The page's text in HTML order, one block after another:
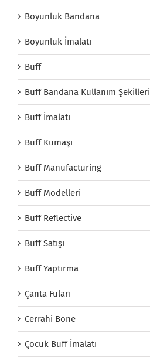
Boyunluk Bandana
Boyunluk İmalatı
Buff
Buff Bandana Kullanım Şekilleri
Buff İmalatı
Buff Kumaşı
Buff Manufacturing
Buff Modelleri
Buff Reflective
Buff Satışı
Buff Yaptırma
Çanta Fuları
Cerrahi Bone
Çocuk Buff İmalatı